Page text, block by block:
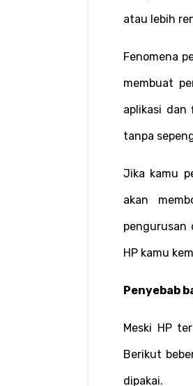
atau lebih
Fenomena
membuat
aplikasi dan
tanpa
Jika kamu
akan
pengurusan
HP kamu
Penyebab
Meski HP
Berikut
dipakai.